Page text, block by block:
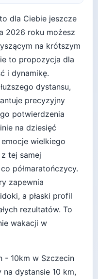
dla Ciebie jeszcze
2026 roku możesz
na krótszym
to propozycja dla
i dynamikę.
dystansu,
precyzyjny
potwierdzenia
na dziesięć
wielkiego
tej samej
półmaratończycy.
zapewnia
a płaski profil
rezultatów. To
wakacji w
- 10km w Szczecin
na dystansie 10 km,